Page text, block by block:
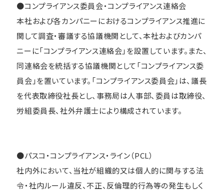
●コンプライアンス委員会・コンプライアンス連絡会
本社および各カンパニーにおけるコンプライアンス推進に
関して調査・審議する協議機関として、本社およびカンパ
ニーに「コンプライアンス連絡会」を設置しています。また、
同連絡会を統括する協議機関として「コンプライアンス委
員会」を置いています。「コンプライアンス委員会」は、議長
を代表取締役社長とし、事務局は人事部、委員は取締役、
労組委員長、社外弁護士により構成されています。
●パスコ・コンプライアンス・ライン（PCL）
社内外において、当社が組織的又は個人的に関与する法
令・社内ルール違反、不正、反倫理的行為等の発生もしく